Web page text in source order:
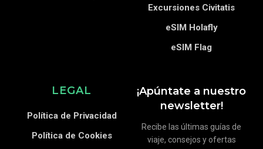
¡Apúntate a nuestro
newsletter!
Recibe las últimas guías de
viaje, consejos y ofertas
Excursiones Civitatis
eSIM Holafly
eSIM Flag
LEGAL
Política de Privacidad
Política de Cookies